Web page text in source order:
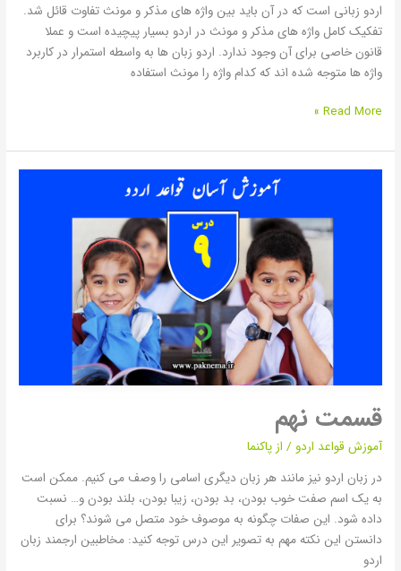
اردو زبانی است که در آن باید بین واژه های مذکر و مونث تفاوت قائل شد.
تفکیک کامل واژه های مذکر و مونث در اردو بسیار پیچیده است و عملا
قانون خاصی برای آن وجود ندارد. اردو زبان ها به واسطه استمرار در کاربرد
واژه ها متوجه شده اند که کدام واژه را مونث استفاده
Read More »
قسمت نهم
آموزش قواعد اردو / از پاکنما
در زبان اردو نیز مانند هر زبان دیگری اسامی را وصف می کنیم. ممکن است
به یک اسم صفت خوب بودن، بد بودن، زیبا بودن، بلند بودن و… نسبت
داده شود. این صفات چگونه به موصوف خود متصل می شوند؟ برای
دانستن این نکته مهم به تصویر این درس توجه کنید: مخاطبین ارجمند زبان
اردو